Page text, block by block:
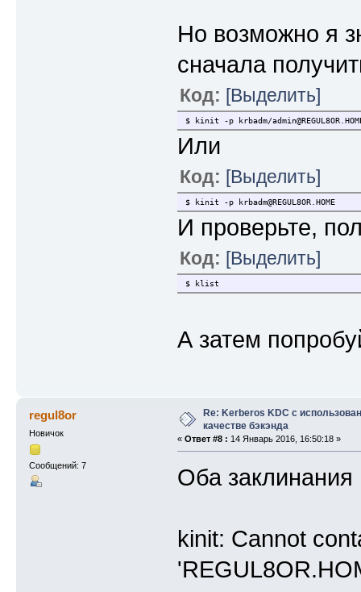
Но возможно я
сначала
Код: [Выделить]
$ kinit -p krbadm/
Или
Код: [Выделить]
$ kinit -p krbadm@REGUL8OR.HOME
И проверьте,
Код: [Выделить]
$ klist
А затем
regul8or
Новичок
Сообщений: 7
Re: Kerberos KDC с
качестве бэкэнда
« Ответ #8 : 14 Январь 2016, 16:50:18 »
Оба заклинания
kinit: Cannot